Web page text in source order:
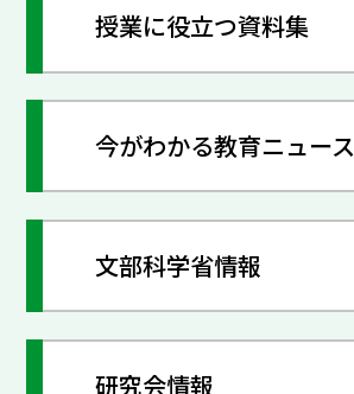
授業に役立つ資料集
今がわかる教育ニュース
文部科学省情報
研究会情報